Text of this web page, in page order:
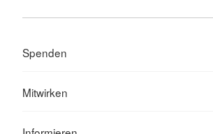
Spenden
Mitwirken